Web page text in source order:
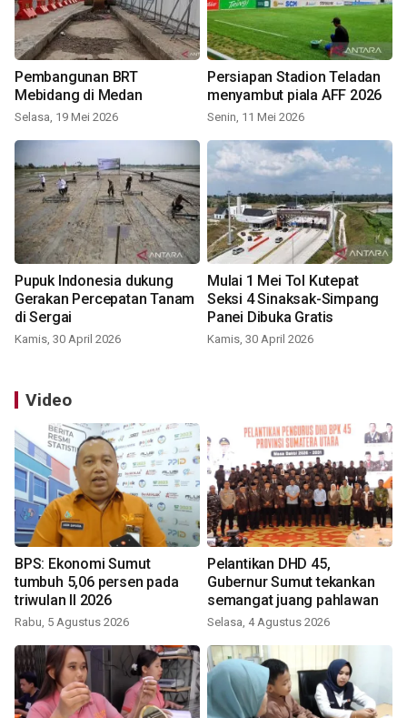
Pembangunan BRT
Mebidang di Medan
Selasa, 19 Mei 2026
Persiapan Stadion Teladan
menyambut piala AFF 2026
Senin, 11 Mei 2026
Pupuk Indonesia dukung
Gerakan Percepatan Tanam
di Sergai
Kamis, 30 April 2026
Mulai 1 Mei Tol Kutepat
Seksi 4 Sinaksak-Simpang
Panei Dibuka Gratis
Kamis, 30 April 2026
Video
BPS: Ekonomi Sumut
tumbuh 5,06 persen pada
triwulan II 2026
Rabu, 5 Agustus 2026
Pelantikan DHD 45,
Gubernur Sumut tekankan
semangat juang pahlawan
Selasa, 4 Agustus 2026